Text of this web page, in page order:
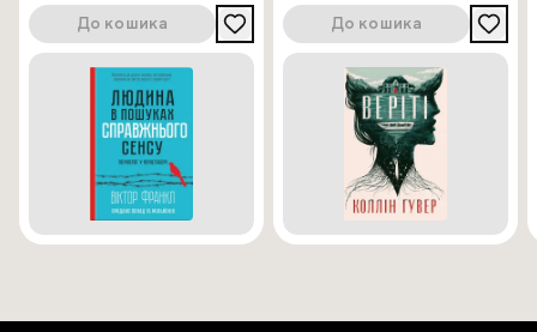
До кошика До кошика